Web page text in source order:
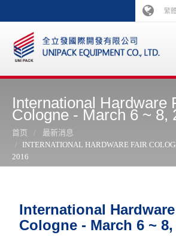
繁
International Hardware
Cologne - March 6 ~ 8,
首页
最新消息
INTERNATIONAL HARDWARE FAIR
2016
International
Cologne - March 6 ~ 8,